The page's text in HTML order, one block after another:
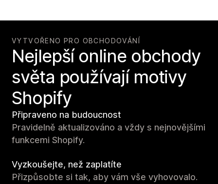
VYTVOŘENO PRO OBCHODOVÁNÍ
Nejlepší online obchody
světa používají motivy
Shopify
Připraveno na budoucnost
Pravidelně aktualizováno a vždy s nejnovějšími
funkcemi Shopify.
Vyzkoušejte, než zaplatíte
Přizpůsobte si tak, aby vám vše vyhovovalo.